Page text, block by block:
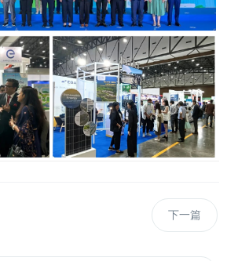
下一篇